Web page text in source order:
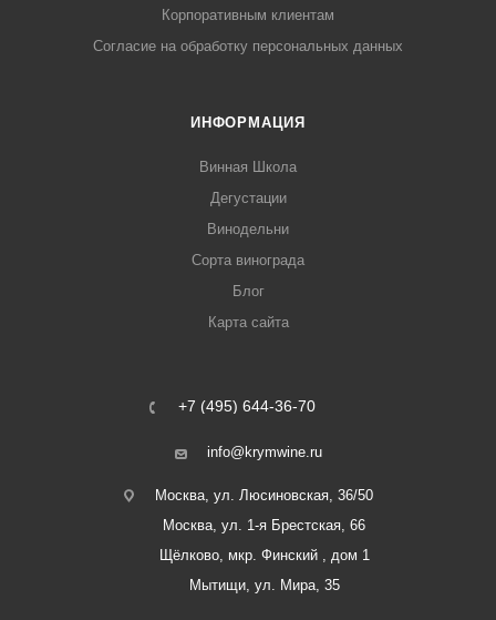
Корпоративным клиентам
Согласие на обработку персональных данных
ИНФОРМАЦИЯ
Винная Школа
Дегустации
Винодельни
Сорта винограда
Блог
Карта сайта
+7 (495) 644-36-70
info@krymwine.ru
Москва, ул. Люсиновская, 36/50
Москва, ул. 1-я Брестская, 66
Щёлково, мкр. Финский , дом 1
Мытищи, ул. Мира, 35